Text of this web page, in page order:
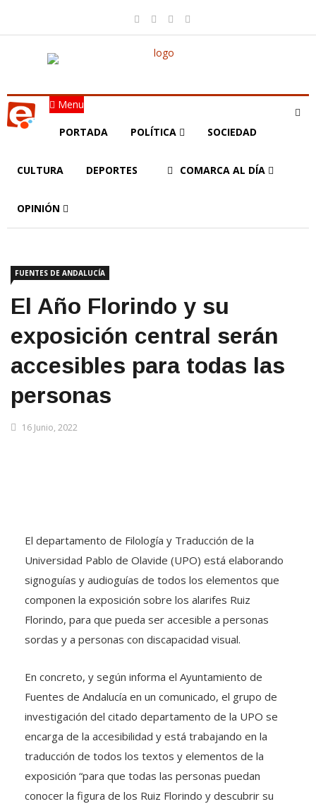
Menu
PORTADA POLÍTICA SOCIEDAD
CULTURA DEPORTES COMARCA AL DÍA
OPINIÓN
FUENTES DE ANDALUCÍA
El Año Florindo y su
exposición central serán
accesibles para todas las
personas
16 Junio, 2022
El departamento de Filología y Traducción de la
Universidad Pablo de Olavide (UPO) está elaborando
signoguías y audioguías de todos los elementos que
componen la exposición sobre los alarifes Ruiz
Florindo, para que pueda ser accesible a personas
sordas y a personas con discapacidad visual.
En concreto, y según informa el Ayuntamiento de
Fuentes de Andalucía en un comunicado, el grupo de
investigación del citado departamento de la UPO se
encarga de la accesibilidad y está trabajando en la
traducción de todos los textos y elementos de la
exposición “para que todas las personas puedan
conocer la figura de los Ruiz Florindo y descubrir su